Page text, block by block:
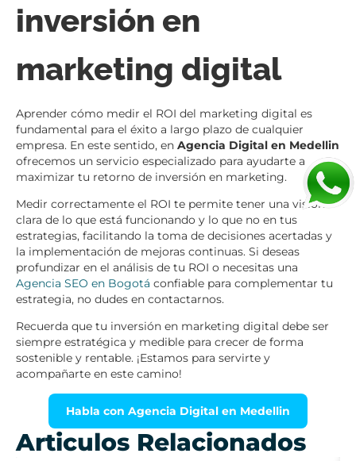
inversión en
marketing digital
Aprender cómo medir el ROI del marketing digital es
fundamental para el éxito a largo plazo de cualquier
empresa. En este sentido, en Agencia Digital en Medellin
ofrecemos un servicio especializado para ayudarte a
maximizar tu retorno de inversión en marketing.
Medir correctamente el ROI te permite tener una visión
clara de lo que está funcionando y lo que no en tus
estrategias, facilitando la toma de decisiones acertadas y
la implementación de mejoras continuas. Si deseas
profundizar en el análisis de tu ROI o necesitas una
Agencia SEO en Bogotá confiable para complementar tu
estrategia, no dudes en contactarnos.
Recuerda que tu inversión en marketing digital debe ser
siempre estratégica y medible para crecer de forma
sostenible y rentable. ¡Estamos para servirte y
acompañarte en este camino!
Habla con Agencia Digital en Medellin
Articulos Relacionados